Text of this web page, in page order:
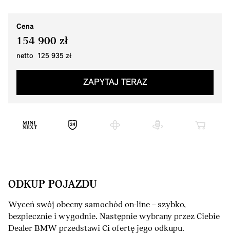
Cena
154 900 zł
netto 125 935 zł
ZAPYTAJ TERAZ
ODKUP POJAZDU
Wyceń swój obecny samochód on-line – szybko,
bezpiecznie i wygodnie. Następnie wybrany przez Ciebie
Dealer BMW przedstawi Ci ofertę jego odkupu.